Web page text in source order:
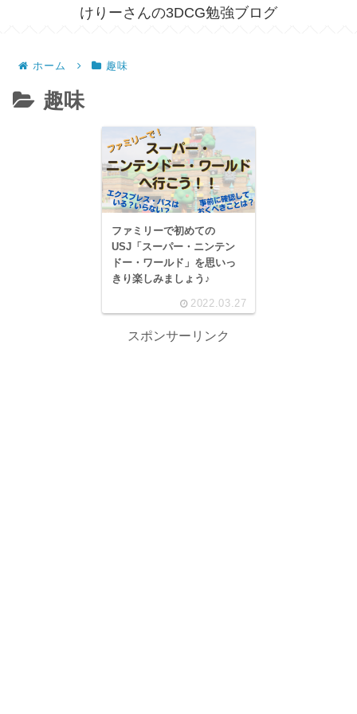
けりーさんの3DCG勉強ブログ
ホーム 趣味
趣味
ファミリーで初めての
USJ「スーパー・ニンテン
ドー・ワールド」を思いっ
きり楽しみましょう♪
2022.03.27
スポンサーリンク